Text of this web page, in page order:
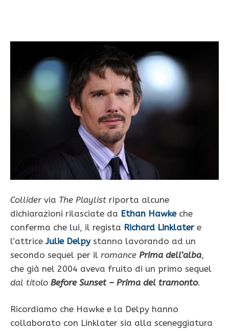
Collidervia The Playlist riporta alcune
dichiarazioni rilasciate da Ethan Hawkeche
conferma che lui, il regista Richard Linklater e
l’attriceJulie Delpystanno lavorando ad un
secondo sequel per il romance Prima dell’alba,
che già nel 2004 aveva fruito di un primo sequel
dal titolo Before Sunset – Prima del tramonto.
Ricordiamo che Hawke e la Delpy hanno
collaborato con Linklater sia alla sceneggiatura